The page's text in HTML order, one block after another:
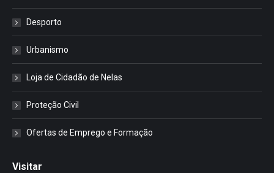
Desporto
Urbanismo
Loja de Cidadão de Nelas
Proteção Civil
Ofertas de Emprego e Formação
Visitar